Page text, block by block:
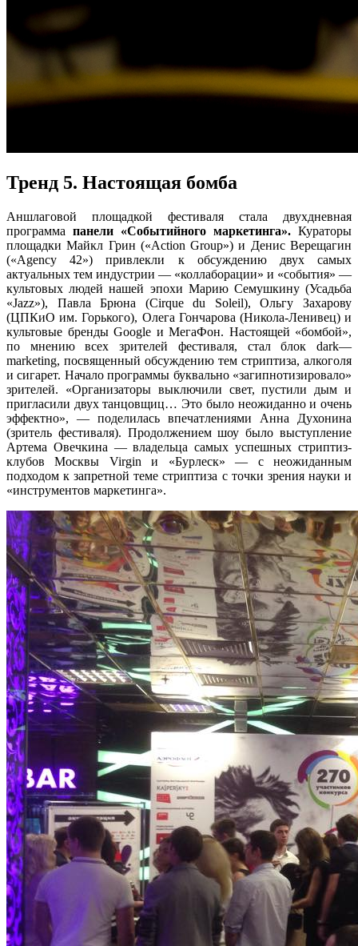
Тренд 5. Настоящая бомба
Аншлаговой площадкой фестиваля стала двухдневная
программа панели «Событийного маркетинга». Кураторы
площадки Майкл Грин («Action Group») и Денис Верещагин
(«Agency 42») привлекли к обсуждению двух самых
актуальных тем индустрии — «коллаборации» и «события» —
культовых людей нашей эпохи Марию Семушкину (Усадьба
«Jazz»), Павла Брюна (Cirque du Soleil), Ольгу Захарову
(ЦПКиО им. Горького), Олега Гончарова (Никола-Ленивец) и
культовые бренды Google и МегаФон. Настоящей «бомбой»,
по мнению всех зрителей фестиваля, стал блок dark—
marketing, посвященный обсуждению тем стриптиза, алкоголя
и сигарет. Начало программы буквально «загипнотизировало»
зрителей. «Организаторы выключили свет, пустили дым и
пригласили двух танцовщиц… Это было неожиданно и очень
эффектно», — поделилась впечатлениями Анна Духонина
(зритель фестиваля). Продолжением шоу было выступление
Артема Овечкина — владельца самых успешных стриптиз-
клубов Москвы Virgin и «Бурлеск» — с неожиданным
подходом к запретной теме стриптиза с точки зрения науки и
«инструментов маркетинга».